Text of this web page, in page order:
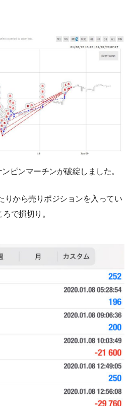
ピンマーチンが破綻しました。
りから売りポジションを入ってい
で損切り。